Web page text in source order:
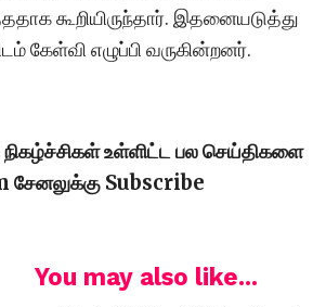
கூறியிருந்தார். இதனையடுத்து
கேள்வி எழுப்பி வருகின்றனர்.
நிகழ்ச்சிகள் உள்ளிட்ட பல செய்திகளை
Subscribe
You may also like...